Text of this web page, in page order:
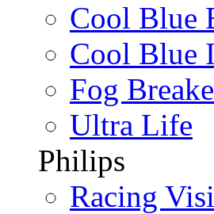
Cool Blue
Cool Blue
Fog
Ultra Life
Philips
Racing